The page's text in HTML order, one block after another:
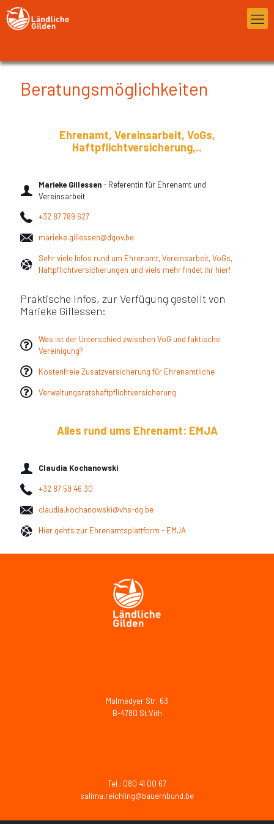
Beratungsmöglichkeiten
Ehrenamt, Vereinsarbeit, VoGs,
Haftpflichtversicherung,..
Marieke Gillessen- Referentin für Ehrenamt und
Vereinsarbeit
+32 87 789 627
marieke.gillessen@dgov.be
Sehr viele Infos rund um Ehrenamt, Vereinsarbeit, VoGs,
Haftpflichtversicherungen und viels mehr findet ihr hier!
Praktische Infos, zur Verfügung gestellt von
Marieke Gillessen:
Was ist der Unterschied zwischen VoG und faktische
Vereinigung?
Kostenfreie Zusatzversicherung für Ehrenamtliche
Verwaltungsratshaftpflichtversicherung
Alles rund ums Ehrenamt: EMJA
Claudia Kochanowski
+32 87 59 46 30
claudia.kochanowski@vhs-dg.be
Hier geht's zur Ehrenamtsplattform - EMJA
Malmedyer Str. 63
B-4780 St.Vith
Tel.: 080 41 00 67
salima.reichling@bauernbund.be